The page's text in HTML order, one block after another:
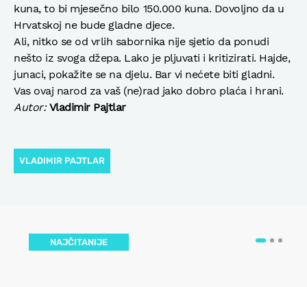
kuna, to bi mjesečno bilo 150.000 kuna. Dovoljno da u
Hrvatskoj ne bude gladne djece.
Ali, nitko se od vrlih sabornika nije sjetio da ponudi
nešto iz svoga džepa. Lako je pljuvati i kritizirati. Hajde,
junaci, pokažite se na djelu. Bar vi nećete biti gladni.
Vas ovaj narod za vaš (ne)rad jako dobro plaća i hrani.
Autor: Vladimir Pajtlar
VLADIMIR PAJTLAR
NAJČITANIJE